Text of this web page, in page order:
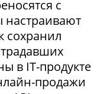
с
настраивают
сохранил
в IT-продукте
продажи